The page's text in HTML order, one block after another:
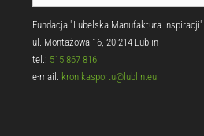
Fundacja "Lubelska Manufaktura Inspiracji"
ul. Montażowa 16, 20-214 Lublin
tel.: 515 867 816
e-mail: kronikasportu@lublin.eu